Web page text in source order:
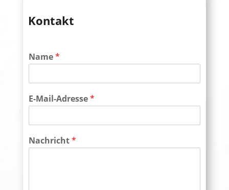
Kontakt
Name*
E-Mail-Adresse*
Nachricht*